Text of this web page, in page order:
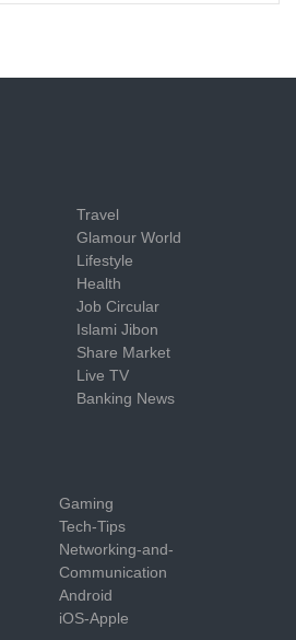
Travel
Glamour World
Lifestyle
Health
Job Circular
Islami Jibon
Share Market
Live TV
Banking News
Gaming
Tech-Tips
Networking-and-
Communication
Android
iOS-Apple